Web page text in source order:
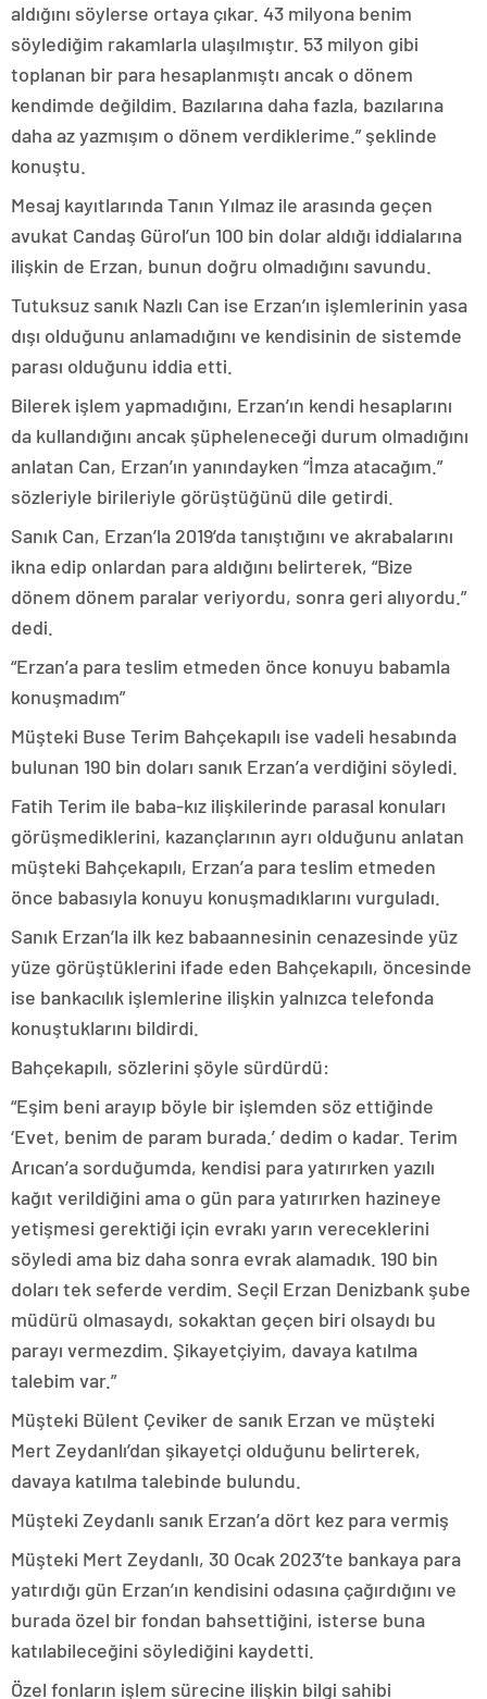
aldığını söylerse ortaya çıkar. 43 milyona benim
söylediğim rakamlarla ulaşılmıştır. 53 milyon gibi
toplanan bir para hesaplanmıştı ancak o dönem
kendimde değildim. Bazılarına daha fazla, bazılarına
daha az yazmışım o dönem verdiklerime.” şeklinde
konuştu.
Mesaj kayıtlarında Tanın Yılmaz ile arasında geçen
avukat Candaş Gürol’un 100 bin dolar aldığı iddialarına
ilişkin de Erzan, bunun doğru olmadığını savundu.
Tutuksuz sanık Nazlı Can ise Erzan’ın işlemlerinin yasa
dışı olduğunu anlamadığını ve kendisinin de sistemde
parası olduğunu iddia etti.
Bilerek işlem yapmadığını, Erzan’ın kendi hesaplarını
da kullandığını ancak şüpheleneceği durum olmadığını
anlatan Can, Erzan’ın yanındayken “İmza atacağım.”
sözleriyle birileriyle görüştüğünü dile getirdi.
Sanık Can, Erzan’la 2019’da tanıştığını ve akrabalarını
ikna edip onlardan para aldığını belirterek, “Bize
dönem dönem paralar veriyordu, sonra geri alıyordu.”
dedi.
“Erzan’a para teslim etmeden önce konuyu babamla
konuşmadım”
Müşteki Buse Terim Bahçekapılı ise vadeli hesabında
bulunan 190 bin doları sanık Erzan’a verdiğini söyledi.
Fatih Terim ile baba-kız ilişkilerinde parasal konuları
görüşmediklerini, kazançlarının ayrı olduğunu anlatan
müşteki Bahçekapılı, Erzan’a para teslim etmeden
önce babasıyla konuyu konuşmadıklarını vurguladı.
Sanık Erzan’la ilk kez babaannesinin cenazesinde yüz
yüze görüştüklerini ifade eden Bahçekapılı, öncesinde
ise bankacılık işlemlerine ilişkin yalnızca telefonda
konuştuklarını bildirdi.
Bahçekapılı, sözlerini şöyle sürdürdü:
“Eşim beni arayıp böyle bir işlemden söz ettiğinde
‘Evet, benim de param burada.’ dedim o kadar. Terim
Arıcan’a sorduğumda, kendisi para yatırırken yazılı
kağıt verildiğini ama o gün para yatırırken hazineye
yetişmesi gerektiği için evrakı yarın vereceklerini
söyledi ama biz daha sonra evrak alamadık. 190 bin
doları tek seferde verdim. Seçil Erzan Denizbank şube
müdürü olmasaydı, sokaktan geçen biri olsaydı bu
parayı vermezdim. Şikayetçiyim, davaya katılma
talebim var.”
Müşteki Bülent Çeviker de sanık Erzan ve müşteki
Mert Zeydanlı’dan şikayetçi olduğunu belirterek,
davaya katılma talebinde bulundu.
Müşteki Zeydanlı sanık Erzan’a dört kez para vermiş
Müşteki Mert Zeydanlı, 30 Ocak 2023’te bankaya para
yatırdığı gün Erzan’ın kendisini odasına çağırdığını ve
burada özel bir fondan bahsettiğini, isterse buna
katılabileceğini söylediğini kaydetti.
Özel fonların işlem sürecine ilişkin bilgi sahibi